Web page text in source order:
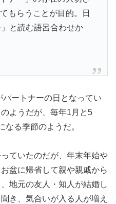
もらうことが目的。日
と読む語呂合わせか
ートナーの日となってい
ようだが、毎年1月と5
なる季節のようだ。
ていたのだが、年末年始や
盆に帰省して親や親戚から
地元の友人・知人が結婚し
き、気合いが入る人が増え